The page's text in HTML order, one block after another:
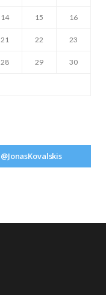
14 15 16
21 22 23
28 29 30
@JonasKovalskis